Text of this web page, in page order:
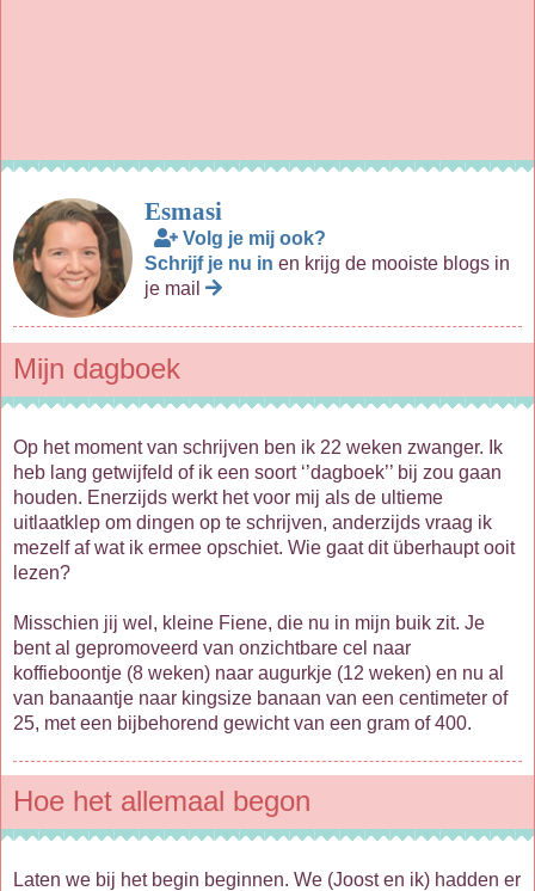
Esmasi
Volg je mij ook?
Schrijf je nu in en krijg de mooiste blogs in
je mail
Mijn dagboek
Op het moment van schrijven ben ik 22 weken zwanger. Ik
heb lang getwijfeld of ik een soort ‘’dagboek’’ bij zou gaan
houden. Enerzijds werkt het voor mij als de ultieme
uitlaatklep om dingen op te schrijven, anderzijds vraag ik
mezelf af wat ik ermee opschiet. Wie gaat dit überhaupt ooit
lezen?
Misschien jij wel, kleine Fiene, die nu in mijn buik zit. Je
bent al gepromoveerd van onzichtbare cel naar
koffieboontje (8 weken) naar augurkje (12 weken) en nu al
van banaantje naar kingsize banaan van een centimeter of
25, met een bijbehorend gewicht van een gram of 400.
Hoe het allemaal begon
Laten we bij het begin beginnen. We (Joost en ik) hadden er